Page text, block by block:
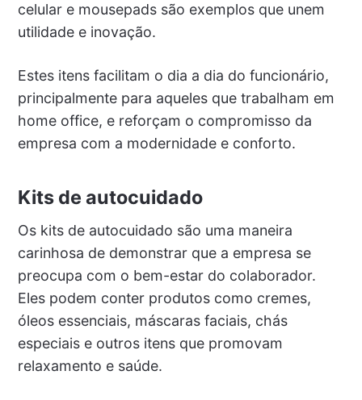
celular e mousepads são exemplos que unem
utilidade e inovação.
Estes itens facilitam o dia a dia do funcionário,
principalmente para aqueles que trabalham em
home office, e reforçam o compromisso da
empresa com a modernidade e conforto.
Kits de autocuidado
Os kits de autocuidado são uma maneira
carinhosa de demonstrar que a empresa se
preocupa com o bem-estar do colaborador.
Eles podem conter produtos como cremes,
óleos essenciais, máscaras faciais, chás
especiais e outros itens que promovam
relaxamento e saúde.